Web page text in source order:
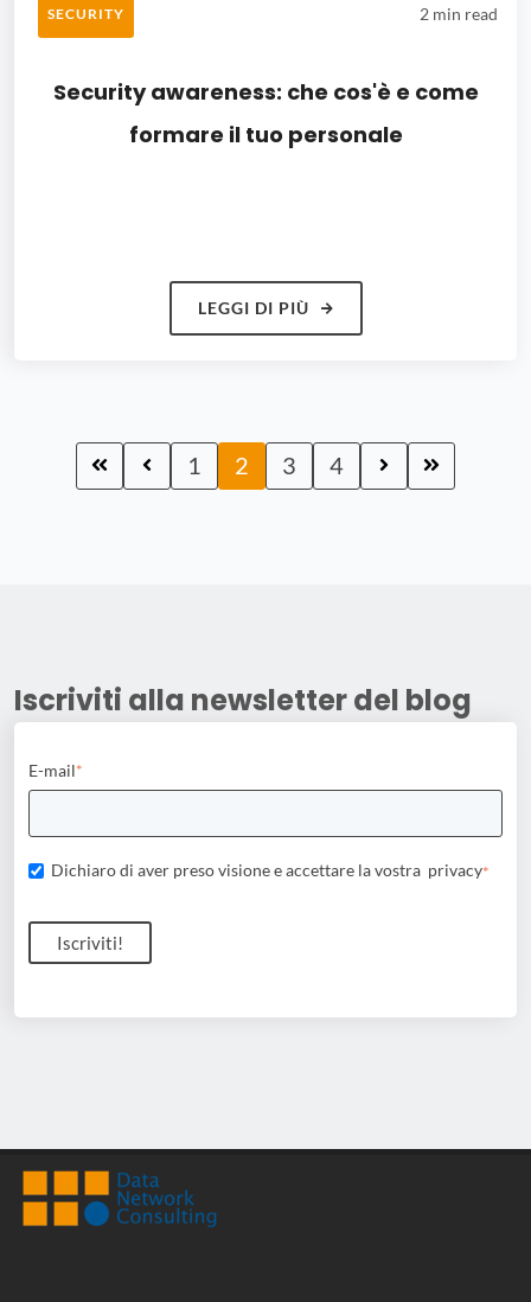
SECURITY 2 min read
Security awareness: che cos'è e come
formare il tuo personale
LEGGI DI PIÙ
1 2 3 4
Iscriviti alla newsletter del blog
E-mail*
Dichiaro di aver preso visione e accettare la vostra privacy*